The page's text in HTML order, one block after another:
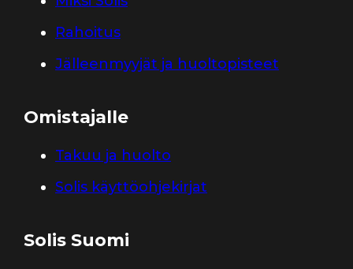
Rahoitus
Jälleenmyyjät ja huoltopisteet
Omistajalle
Takuu ja huolto
Solis käyttöohjekirjat
Solis Suomi